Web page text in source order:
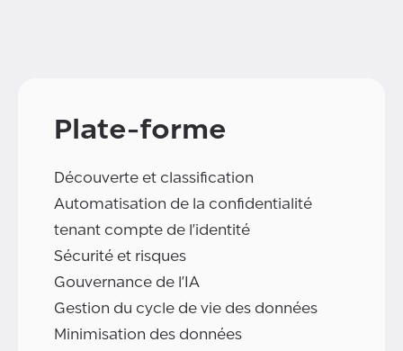
Plate-forme
Découverte et classification
Automatisation de la confidentialité
tenant compte de l'identité
Sécurité et risques
Gouvernance de l'IA
Gestion du cycle de vie des données
Minimisation des données